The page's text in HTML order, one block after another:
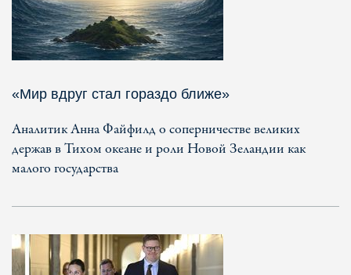
«Мир вдруг стал гораздо ближе»
Аналитик Анна Файфилд о соперничестве великих
держав в Тихом океане и роли Новой Зеландии как
малого государства